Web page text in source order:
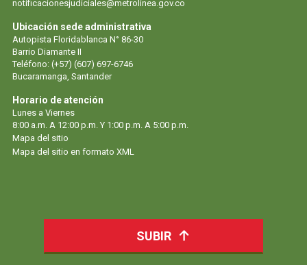
notificacionesjudiciales@metrolinea.gov.co
Ubicación sede administrativa
Autopista Floridablanca N° 86-30
Barrio Diamante II
Teléfono: (+57) (607) 697-6746
Bucaramanga, Santander
Horario de atención
Lunes a Viernes
8:00 a.m. A 12:00 p.m. Y 1:00 p.m. A 5:00 p.m.
Mapa del sitio
Mapa del sitio en formato XML
SUBIR